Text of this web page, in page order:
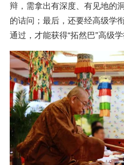
辩，需拿出有深度、有见地的
的诘问；最后，还要经高级学
通过，才能获得“拓然巴”高级学